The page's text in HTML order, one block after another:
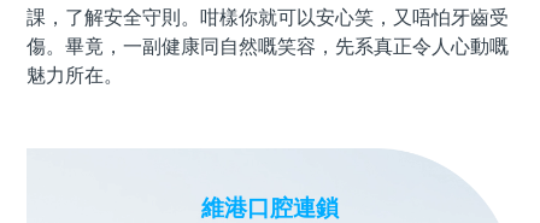
課，了解安全守則。咁樣你就可以安心笑，又唔怕牙齒受
傷。畢竟，一副健康同自然嘅笑容，先系真正令人心動嘅
魅力所在。
維港口腔連鎖